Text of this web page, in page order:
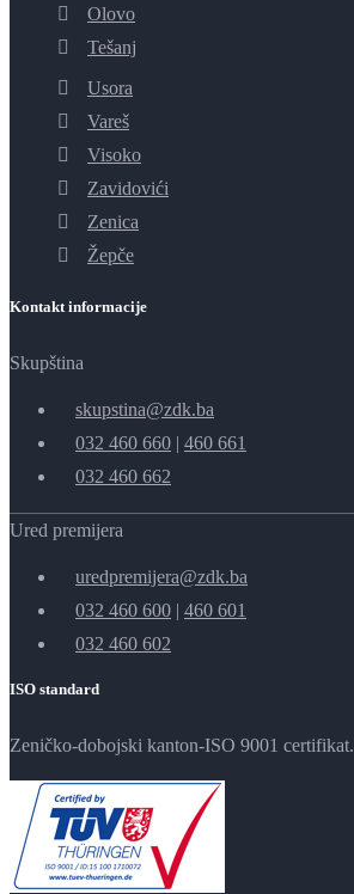
Olovo
Tešanj
Usora
Vareš
Visoko
Zavidovići
Zenica
Žepče
Kontakt informacije
Skupština
skupstina@zdk.ba
032 460 660 | 460 661
032 460 662
Ured premijera
uredpremijera@zdk.ba
032 460 600 | 460 601
032 460 602
ISO standard
Zeničko-dobojski kanton-ISO 9001 certifikat.